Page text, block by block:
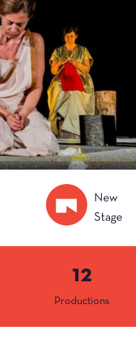
New
Stage
Productions
12